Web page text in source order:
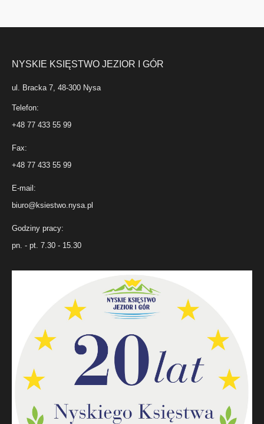
NYSKIE KSIĘSTWO JEZIOR I GÓR
ul. Bracka 7, 48-300 Nysa
Telefon:
+48 77 433 55 99
Fax:
+48 77 433 55 99
E-mail:
biuro@ksiestwo.nysa.pl
Godziny pracy:
pn. - pt. 7.30 - 15.30